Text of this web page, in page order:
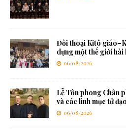
Đối thoại Kitô
dựng một thế giới hài
06/08/2026
Lễ Tôn phong Chân
và các linh mục tử
06/08/2026